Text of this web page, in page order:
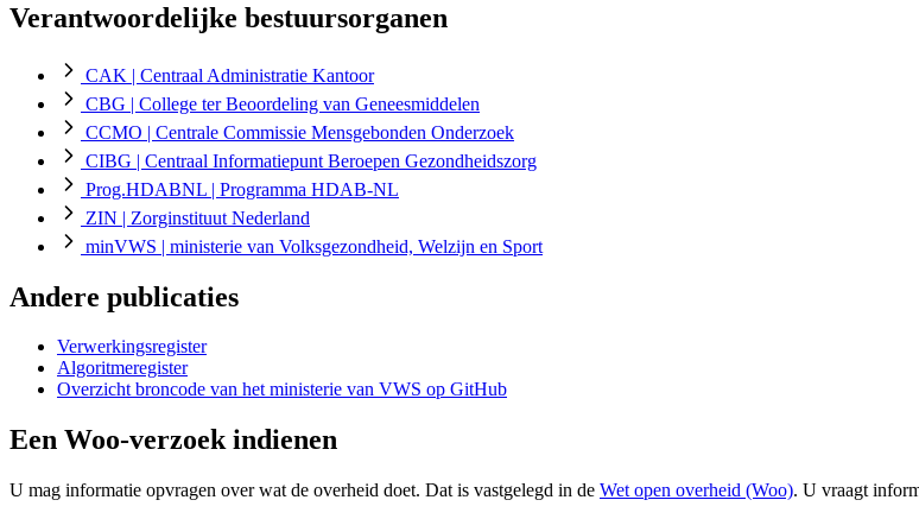
Verantwoordelijke bestuursorganen
CAK | Centraal Administratie Kantoor
CBG | College ter Beoordeling van Geneesmiddelen
CCMO | Centrale Commissie Mensgebonden Onderzoek
CIBG | Centraal Informatiepunt Beroepen Gezondheidszorg
Prog.HDABNL | Programma HDAB-NL
ZIN | Zorginstituut Nederland
minVWS | ministerie van Volksgezondheid, Welzijn en Sport
Andere publicaties
Verwerkingsregister
Algoritmeregister
Overzicht broncode van het ministerie van VWS op GitHub
Een Woo-verzoek indienen
U mag informatie opvragen over wat de overheid doet. Dat is vastgelegd in de Wet open overheid (Woo). U vraagt